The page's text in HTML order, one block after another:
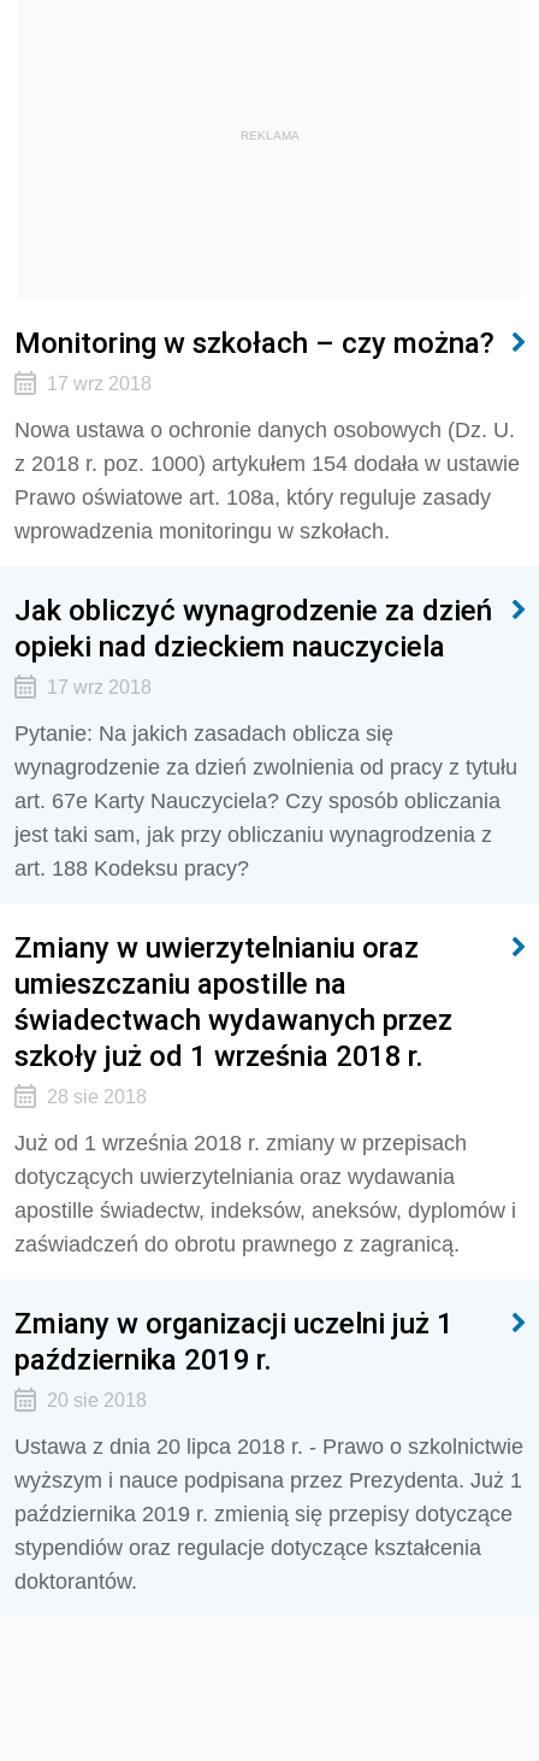
REKLAMA
Monitoring w szkołach – czy można?
17 wrz 2018
Nowa ustawa o ochronie danych osobowych (Dz. U.
z 2018 r. poz. 1000) artykułem 154 dodała w ustawie
Prawo oświatowe art. 108a, który reguluje zasady
wprowadzenia monitoringu w szkołach.
Jak obliczyć wynagrodzenie za dzień
opieki nad dzieckiem nauczyciela
17 wrz 2018
Pytanie: Na jakich zasadach oblicza się
wynagrodzenie za dzień zwolnienia od pracy z tytułu
art. 67e Karty Nauczyciela? Czy sposób obliczania
jest taki sam, jak przy obliczaniu wynagrodzenia z
art. 188 Kodeksu pracy?
Zmiany w uwierzytelnianiu oraz
umieszczaniu apostille na
świadectwach wydawanych przez
szkoły już od 1 września 2018 r.
28 sie 2018
Już od 1 września 2018 r. zmiany w przepisach
dotyczących uwierzytelniania oraz wydawania
apostille świadectw, indeksów, aneksów, dyplomów i
zaświadczeń do obrotu prawnego z zagranicą.
Zmiany w organizacji uczelni już 1
października 2019 r.
20 sie 2018
Ustawa z dnia 20 lipca 2018 r. - Prawo o szkolnictwie
wyższym i nauce podpisana przez Prezydenta. Już 1
października 2019 r. zmienią się przepisy dotyczące
stypendiów oraz regulacje dotyczące kształcenia
doktorantów.